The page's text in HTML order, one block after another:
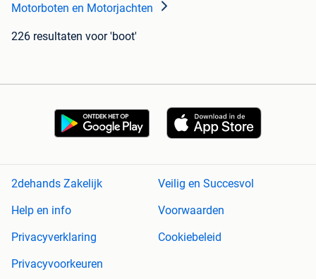
Motorboten en Motorjachten
226 resultaten voor 'boot'
2dehands Zakelijk
Veilig en Succesvol
Help en info
Voorwaarden
Privacyverklaring
Cookiebeleid
Privacyvoorkeuren